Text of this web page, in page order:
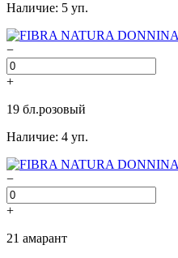
Наличие: 5 уп.
−
+
19 бл.розовый
Наличие: 4 уп.
−
+
21 амарант